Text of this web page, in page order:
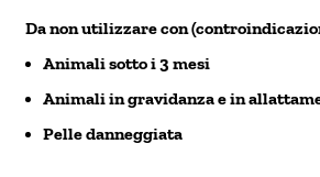
Da non utilizzare con
Animali sotto i 3 mesi
Animali in gravidanza e in
Pelle danneggiata